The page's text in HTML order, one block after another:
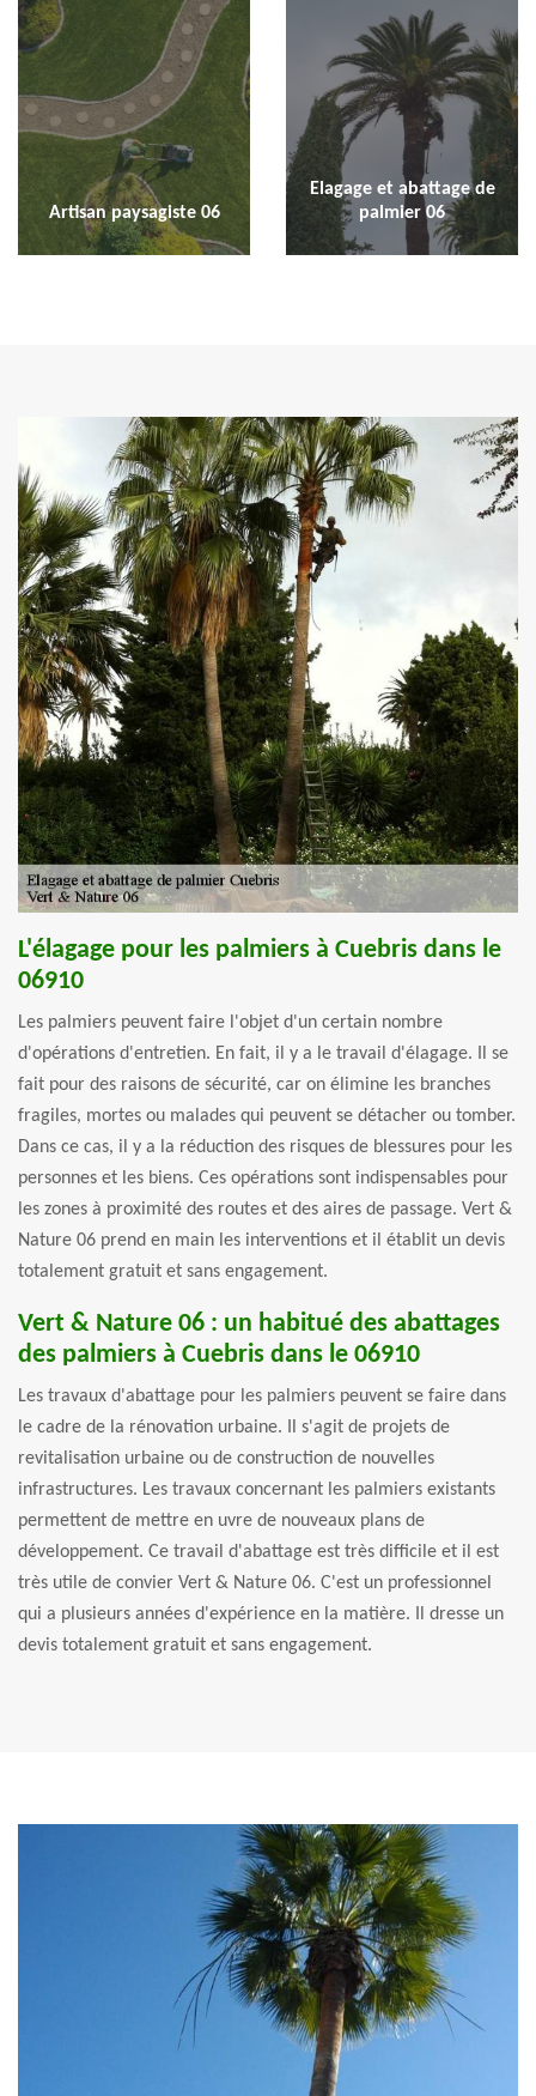
Artisan paysagiste 06
Elagage et abattage de
palmier 06
L'élagage pour les palmiers à Cuebris dans le
06910
Les palmiers peuvent faire l'objet d'un certain nombre
d'opérations d'entretien. En fait, il y a le travail d'élagage. Il se
fait pour des raisons de sécurité, car on élimine les branches
fragiles, mortes ou malades qui peuvent se détacher ou tomber.
Dans ce cas, il y a la réduction des risques de blessures pour les
personnes et les biens. Ces opérations sont indispensables pour
les zones à proximité des routes et des aires de passage. Vert &
Nature 06 prend en main les interventions et il établit un devis
totalement gratuit et sans engagement.
Vert & Nature 06 : un habitué des abattages
des palmiers à Cuebris dans le 06910
Les travaux d'abattage pour les palmiers peuvent se faire dans
le cadre de la rénovation urbaine. Il s'agit de projets de
revitalisation urbaine ou de construction de nouvelles
infrastructures. Les travaux concernant les palmiers existants
permettent de mettre en uvre de nouveaux plans de
développement. Ce travail d'abattage est très difficile et il est
très utile de convier Vert & Nature 06. C'est un professionnel
qui a plusieurs années d'expérience en la matière. Il dresse un
devis totalement gratuit et sans engagement.